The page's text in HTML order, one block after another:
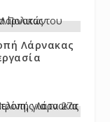
Λάρνακας